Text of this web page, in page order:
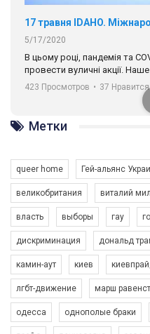
5/17/2020
В цьому році, пандемія та
провести вуличні акції.
навіть коли ми у різних
разом. Ми закликаємо всіх
солідарності, приєднатися
ГАУ є в 16 областях України.
Разом наш голос лунає
423 Просмотров • 37 Нравится
6/30/2017
Емоційний та вражаючий
Метки
queer home Гей-альянс
великобритания виталий
власть выборы гау
дискриминация дональд
камин-аут киев
лгбт-движение марш
одесса однополые браки